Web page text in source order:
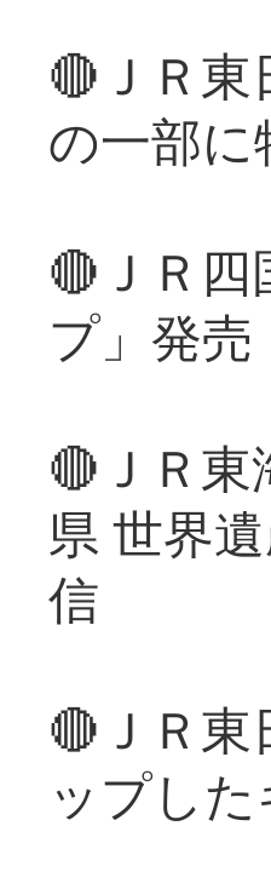
🔴ＪＲ
の一部に
🔴ＪＲ
プ」発売
🔴ＪＲ
県 世界
信
🔴ＪＲ
ップし